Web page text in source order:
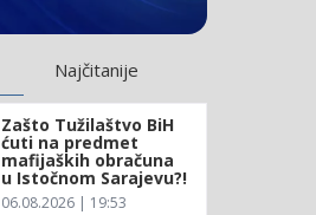
Najčitanije
Zašto Tužilaštvo BiH
ćuti na predmet
mafijaških obračuna
u Istočnom Sarajevu?!
06.08.2026 | 19:53